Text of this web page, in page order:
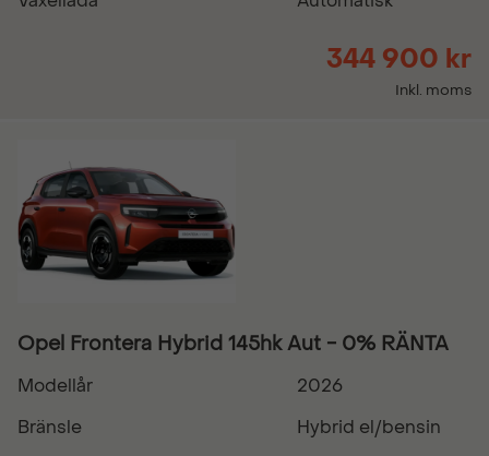
344 900 kr
Inkl. moms
Opel Frontera Hybrid 145hk Aut - 0% RÄNTA
Modellår
2026
Bränsle
Hybrid el/bensin